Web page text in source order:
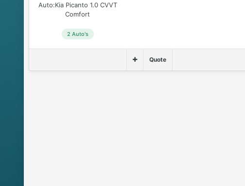
Auto:Kia Picanto 1.0 CVVT
Comfort
2 Auto's
Quote